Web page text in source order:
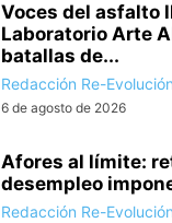
Voces del asfalto
Laboratorio Arte
batallas de...
Redacción Re-Evolución
6 de agosto de 2026
Afores al límite:
desempleo
Redacción Re-Evolución